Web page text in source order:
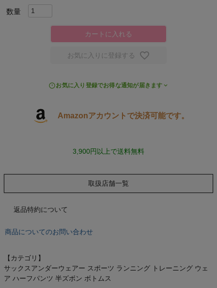
メンズスポーツウェア
もっと見る
通学
ビジネス
カートに入れる
お気に入りに登録する
お気に入り登録でお得な通知が届きます
Amazonアカウントで決済可能です。
3,900円以上で送料無料
取扱店舗一覧
返品特約について
商品についてのお問い合わせ
【カテゴリ】
サックスアンダーウェアー スポーツ ランニング トレーニング ウェ
ア ハーフパンツ 半ズボン ボトムス